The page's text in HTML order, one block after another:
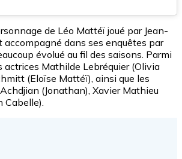
de Léo Mattéï joué par Jean-
accompagné dans ses enquêtes par
évolué au fil des saisons. Parmi
actrices Mathilde Lebréquier (Olivia
(Eloïse Mattéï), ainsi que les
(Jonathan), Xavier Mathieu
Cabelle).